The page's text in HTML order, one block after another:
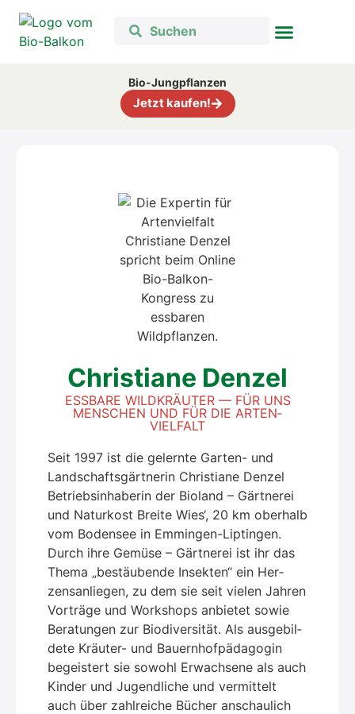
Bio-Jungpflanzen
Jetzt kaufen!
Chris­tia­ne Den­zel
ESS­BA­RE WILD­KRÄU­TER — FÜR UNS
MEN­SCHEN UND FÜR DIE ARTEN­
VIEL­FALT
Seit 1997 ist die gelern­te Gar­ten- und
Land­schafts­gärt­ne­rin Chris­tia­ne Den­zel
Betriebs­in­ha­be­rin der Bio­land – Gärt­ne­rei
und Natur­kost Brei­te Wies‘, 20 km ober­halb
vom Boden­see in Emmin­gen-Lip­tin­gen.
Durch ihre Gemü­se – Gärt­ne­rei ist ihr das
The­ma „bestäu­ben­de Insek­ten“ ein Her­
zens­an­lie­gen, zu dem sie seit vie­len Jah­ren
Vor­trä­ge und Work­shops anbie­tet sowie
Bera­tun­gen zur Bio­di­ver­si­tät. Als aus­ge­bil­
de­te Kräu­ter- und Bau­ern­hof­päd­ago­gin
begeis­tert sie sowohl Erwach­se­ne als auch
Kin­der und Jugend­li­che und ver­mit­telt
auch über zahl­rei­che Bücher anschau­lich